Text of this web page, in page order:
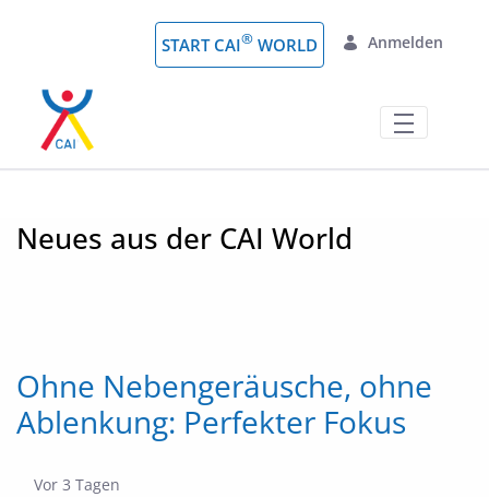
Zum Hauptinhalt springen
START CAI® WORLD Anmelden
News
Neues aus der CAI World
Ohne Nebengeräusche, ohne
Ablenkung: Perfekter Fokus
Publikationsdatum
Vor 3 Tagen